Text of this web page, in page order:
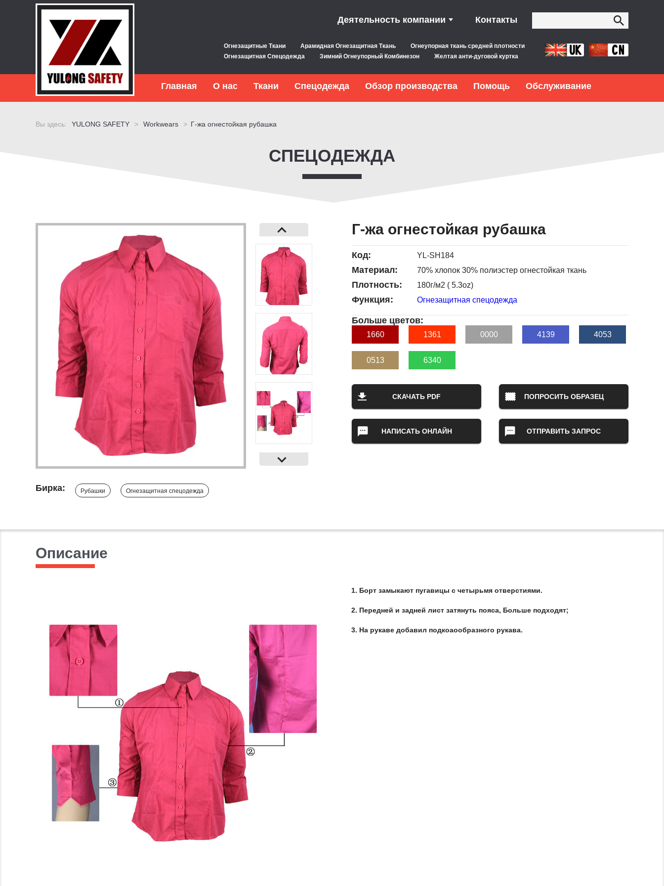
Деятельность компании Контакты
Огнезащитные Ткани Арамидная Огнезащитная Ткань
Огнеупорная ткань средней плотности
Огнезащитная Спецодежда
Зимний Огнеупорный Комбинезон Желтая анти-дуговой куртка
Главная О нас Ткани Спецодежда Обзор производства Помощь Обслуживание
Вы здесь: YULONG SAFETY > Workwears > Г-жа огнестойкая рубашка
СПЕЦОДЕЖДА
Бирка: Рубашки Огнезащитная спецодежда
Г-жа огнестойкая рубашка
Код: YL-SH184
Материал: 70% хлопок 30% полиэстер огнестойкая ткань
Плотность: 180г/м2 ( 5.3oz)
Функция: Огнезащитная спецодежда
Больше цветов:
1660 1361 0000 4139 4053
0513 6340
СКАЧАТЬ PDF ПОПРОСИТЬ ОБРАЗЕЦ
НАПИСАТЬ ОНЛАЙН ОТПРАВИТЬ ЗАПРОС
Описание
Борт замыкают пугавицы с четырьмя отверстиями.
Передней и задней лист затянуть пояса, Больше подходят;
На рукаве добавил подкоаообразного рукава.